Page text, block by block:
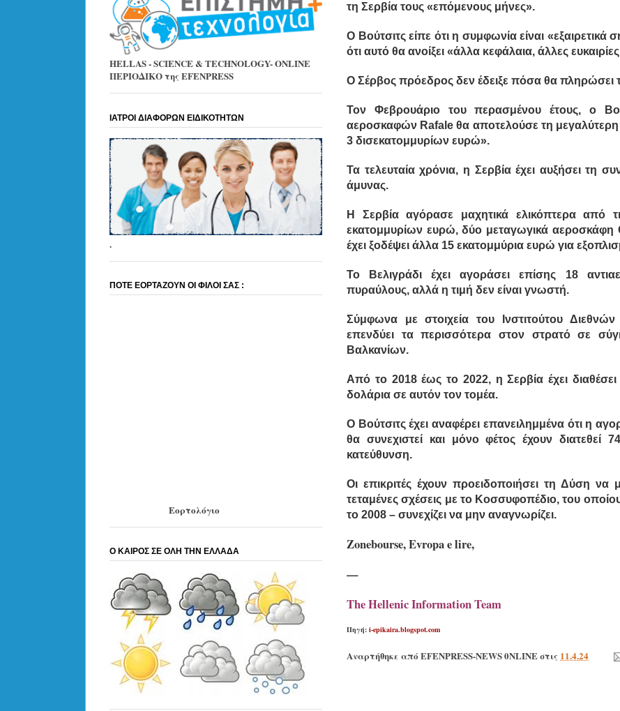
τη Σερβία τους «επόμενους μήνες».
Ο Βούτσιτς είπε ότι η συμφωνία είναι «εξαιρετικά
ότι αυτό θα ανοίξει «άλλα κεφάλαια, άλλες
Ο Σέρβος πρόεδρος δεν έδειξε πόσα θα πληρώσει
Τον Φεβρουάριο του περασμένου έτους, ο
αεροσκαφών Rafale θα αποτελούσε τη μεγαλύτερη
3 δισεκατομμυρίων ευρώ».
Τα τελευταία χρόνια, η Σερβία έχει αυξήσει τη
άμυνας.
Η Σερβία αγόρασε μαχητικά ελικόπτερα από
εκατομμυρίων ευρώ, δύο μεταγωγικά αεροσκάφη
έχει ξοδέψει άλλα 15 εκατομμύρια ευρώ για
Το Βελιγράδι έχει αγοράσει επίσης 18
πυραύλους, αλλά η τιμή δεν είναι γνωστή.
Σύμφωνα με στοιχεία του Ινστιτούτου
επενδύει τα περισσότερα στον στρατό σε
Βαλκανίων.
Από το 2018 έως το 2022, η Σερβία έχει
δολάρια σε αυτόν τον τομέα.
Ο Βούτσιτς έχει αναφέρει επανειλημμένα ότι η
θα συνεχιστεί και μόνο φέτος έχουν
κατεύθυνση.
Οι επικριτές έχουν προειδοποιήσει τη Δύση να
τεταμένες σχέσεις με το Κοσσυφοπέδιο, του
το 2008 – συνεχίζει να μην αναγνωρίζει.
Zonebourse, Evropa e lire,
—
The Hellenic Information Team
Πηγή: i-epikaira.blogspot.com
Αναρτήθηκε από EFENPRESS-NEWS 0NLINEστις 11.4.24
HELLAS - SCIENCE & TECHNOLOGY- ONLINE
ΠΕΡΙΟΔΙΚΟ της EFENPRESS
ΙΑΤΡΟΙ ΔΙΑΦΟΡΩΝ ΕΙΔΙΚΟΤΗΤΩΝ
.
ΠΟΤΕ ΕΟΡΤΑΖΟΥΝ ΟΙ ΦΙΛΟΙ ΣΑΣ :
Εορτολόγιο
Ο ΚΑΙΡΟΣ ΣΕ ΟΛΗ ΤΗΝ ΕΛΛΑΔΑ